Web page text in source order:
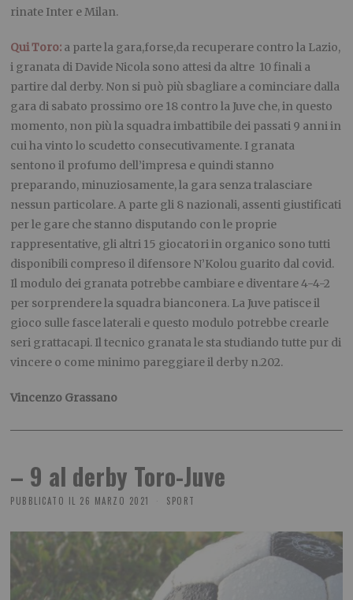
rinate Inter e Milan.
Qui Toro: a parte la gara,forse,da recuperare contro la Lazio,
i granata di Davide Nicola sono attesi da altre 10 finali a
partire dal derby. Non si può più sbagliare a cominciare dalla
gara di sabato prossimo ore 18 contro la Juve che, in questo
momento, non più la squadra imbattibile dei passati 9 anni in
cui ha vinto lo scudetto consecutivamente. I granata
sentono il profumo dell’impresa e quindi stanno
preparando, minuziosamente, la gara senza tralasciare
nessun particolare. A parte gli 8 nazionali, assenti giustificati
per le gare che stanno disputando con le proprie
rappresentative, gli altri 15 giocatori in organico sono tutti
disponibili compreso il difensore N’Kolou guarito dal covid.
Il modulo dei granata potrebbe cambiare e diventare 4-4-2
per sorprendere la squadra bianconera. La Juve patisce il
gioco sulle fasce laterali e questo modulo potrebbe crearle
seri grattacapi. Il tecnico granata le sta studiando tutte pur di
vincere o come minimo pareggiare il derby n.202.
Vincenzo Grassano
– 9 al derby Toro-Juve
PUBBLICATO IL 26 MARZO 2021 SPORT